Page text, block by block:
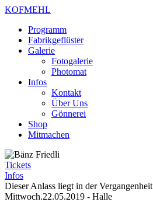
KOFMEHL
Programm
Fabrikgeflüster
Galerie
Fotogalerie
Photomat
Infos
Kontakt
Über Uns
Gönnerei
Shop
Mitmachen
Tickets
Infos
Dieser Anlass liegt in der Vergangenheit
Mittwoch.22.05.2019 - Halle